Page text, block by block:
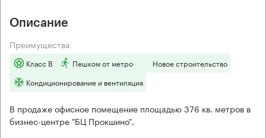
Описание
Преимущества
Класс B Пешком от метро
Новое строительство
Кондиционирование и вентиляция
В продаже офисное помещение площадью 376 кв. метров в
бизнес-центре "БЦ Прокшино".